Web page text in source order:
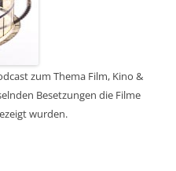
zum Thema Film, Kino &
Besetzungen die Filme
wurden.